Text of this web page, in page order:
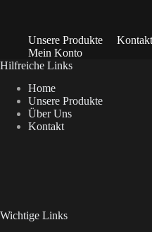
Unsere Produkte Kontakt
Mein Konto
Hilfreiche Links
Home
Unsere Produkte
Über Uns
Kontakt
Wichtige Links